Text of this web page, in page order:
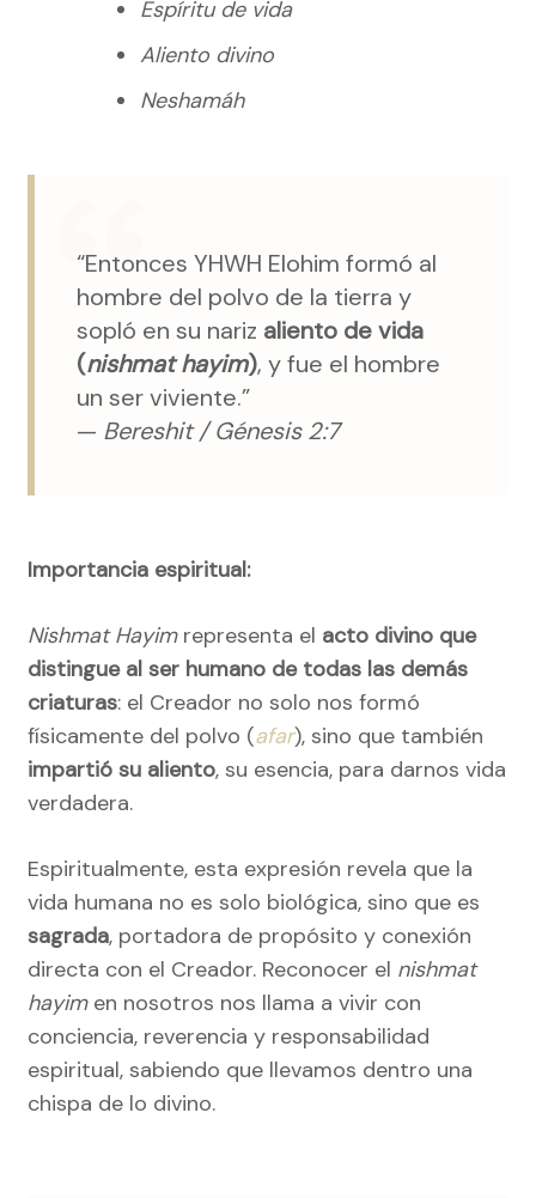
Espíritu de vida
Aliento divino
Neshamáh
“Entonces YHWH Elohim formó al
hombre del polvo de la tierra y
sopló en su nariz aliento de vida
(nishmat hayim), y fue el hombre
un ser viviente.”
— Bereshit / Génesis 2:7
Importancia espiritual:
Nishmat Hayimrepresenta el acto divino que
distingue al ser humano de todas las demás
criaturas: el Creador no solo nos formó
físicamente del polvo (afar), sino que también
impartió su aliento, su esencia, para darnos vida
verdadera.
Espiritualmente, esta expresión revela que la
vida humana no es solo biológica, sino que es
sagrada, portadora de propósito y conexión
directa con el Creador. Reconocer el nishmat
hayimen nosotros nos llama a vivir con
conciencia, reverencia y responsabilidad
espiritual, sabiendo que llevamos dentro una
chispa de lo divino.